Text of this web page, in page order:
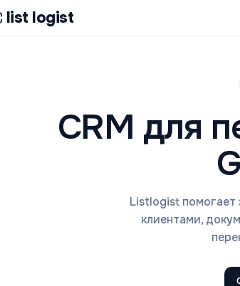
list logist
CRM для
Listlogist помогает
клиентами,